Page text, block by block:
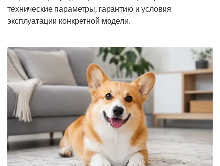
технические параметры, гарантию и условия
эксплуатации конкретной модели.